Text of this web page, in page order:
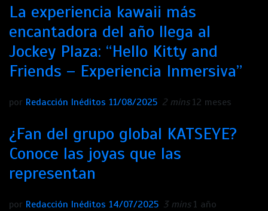
La experiencia kawaii más
encantadora del año llega al
Jockey Plaza: “Hello Kitty and
Friends – Experiencia Inmersiva”
por Redacción Inéditos 11/08/2025 2 mins 12 meses
¿Fan del grupo global KATSEYE?
Conoce las joyas que las
representan
por Redacción Inéditos 14/07/2025 3 mins 1 año